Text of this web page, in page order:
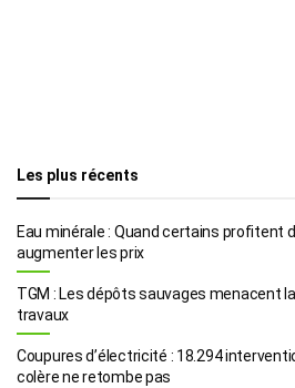
Les plus récents
Eau minérale : Quand certains profitent
augmenter les prix
TGM : Les dépôts sauvages menacent
travaux
Coupures d’électricité : 18.294
colère ne retombe pas